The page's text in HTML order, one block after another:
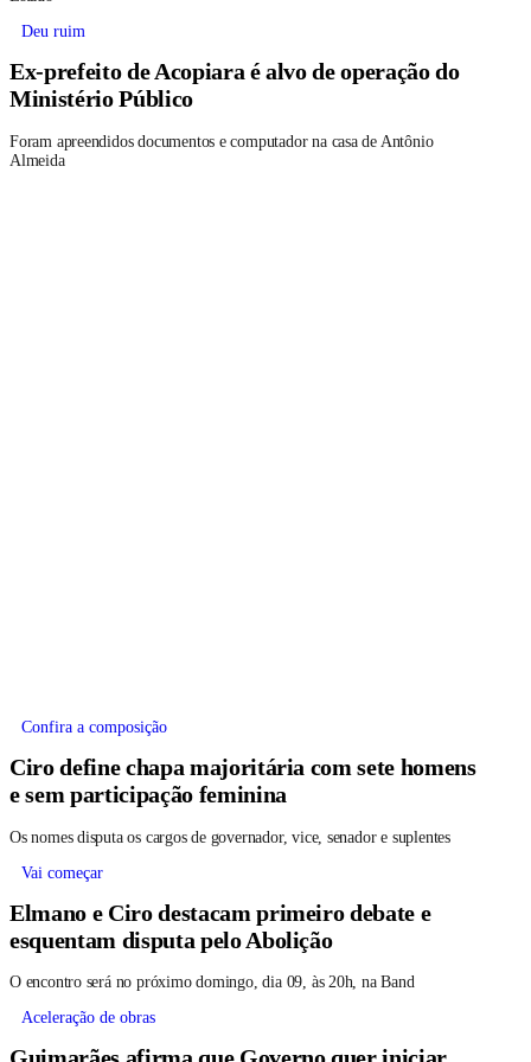
Deu ruim
Ex-prefeito de Acopiara é alvo de operação do
Ministério Público
Foram apreendidos documentos e computador na casa de Antônio
Almeida
Confira a composição
Ciro define chapa majoritária com sete homens
e sem participação feminina
Os nomes disputa os cargos de governador, vice, senador e suplentes
Vai começar
Elmano e Ciro destacam primeiro debate e
esquentam disputa pelo Abolição
O encontro será no próximo domingo, dia 09, às 20h, na Band
Aceleração de obras